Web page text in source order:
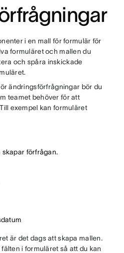
i en mall för formulär för
formuläret och mallen du
och spåra inskickade
ändringsförfrågningar bör du
teamet behöver för att
exempel kan formuläret
skapar förfrågan.
är det dags att skapa mallen.
i formuläret så att du kan